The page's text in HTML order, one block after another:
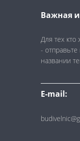
Важная
Для тех кто
-
названии
E-mail: